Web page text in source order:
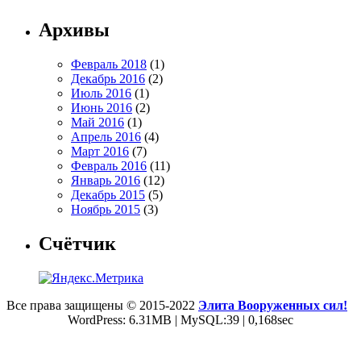
Архивы
Февраль 2018 (1)
Декабрь 2016 (2)
Июль 2016 (1)
Июнь 2016 (2)
Май 2016 (1)
Апрель 2016 (4)
Март 2016 (7)
Февраль 2016 (11)
Январь 2016 (12)
Декабрь 2015 (5)
Ноябрь 2015 (3)
Счётчик
Все права защищены © 2015-2022 Элита Вооруженных сил!
WordPress: 6.31MB | MySQL:39 | 0,168sec